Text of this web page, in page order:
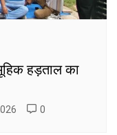
हड़ताल का
0